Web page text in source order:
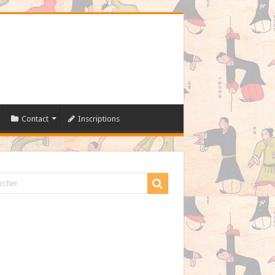
Contact Inscriptions